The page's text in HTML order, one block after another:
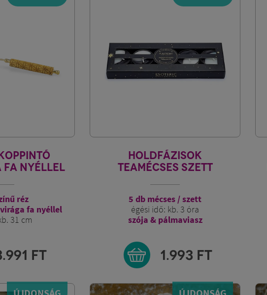
FA NYÉLLEL
réz
fa nyéllel
31 cm
FT
HOLDFÁZISOK
TEAMÉCSES SZETT
5 db mécses / szett
égési idő: kb. 3 óra
szója & pálmaviasz
1.993 FT